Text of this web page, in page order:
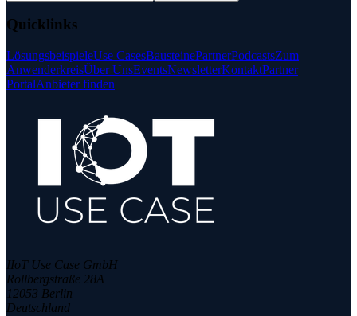
Quicklinks
LösungsbeispieleUse CasesBausteinePartnerPodcastsZum
AnwenderkreisÜber UnsEventsNewsletterKontaktPartner
PortalAnbieter finden
IIoT Use Case GmbH
Rollbergstraße 28A
12053 Berlin
Deutschland